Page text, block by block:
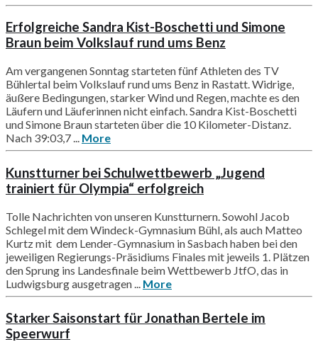
Erfolgreiche Sandra Kist-Boschetti und Simone
Braun beim Volkslauf rund ums Benz
Am vergangenen Sonntag starteten fünf Athleten des TV
Bühlertal beim Volkslauf rund ums Benz in Rastatt. Widrige,
äußere Bedingungen, starker Wind und Regen, machte es den
Läufern und Läuferinnen nicht einfach. Sandra Kist-Boschetti
und Simone Braun starteten über die 10 Kilometer-Distanz.
Nach 39:03,7 ... More
Kunstturner bei Schulwettbewerb „Jugend
trainiert für Olympia“ erfolgreich
Tolle Nachrichten von unseren Kunstturnern. Sowohl Jacob
Schlegel mit dem Windeck-Gymnasium Bühl, als auch Matteo
Kurtz mit dem Lender-Gymnasium in Sasbach haben bei den
jeweiligen Regierungs-Präsidiums Finales mit jeweils 1. Plätzen
den Sprung ins Landesfinale beim Wettbewerb JtfO, das in
Ludwigsburg ausgetragen ... More
Starker Saisonstart für Jonathan Bertele im
Speerwurf